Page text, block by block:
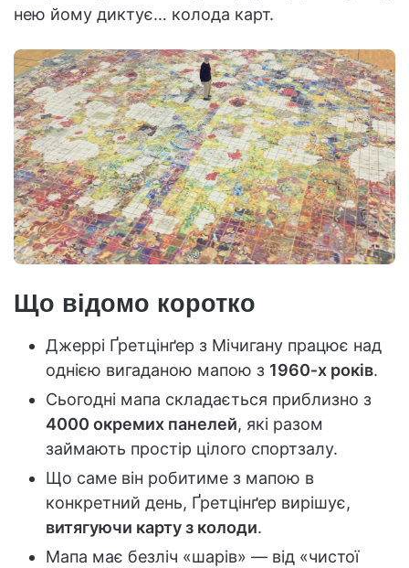
нею йому диктує… колода карт.
Що відомо коротко
Джеррі Ґретцінґер з Мічигану працює над
однією вигаданою мапою з 1960‑х років.
Сьогодні мапа складається приблизно з
4000 окремих панелей, які разом
займають простір цілого спортзалу.
Що саме він робитиме з мапою в
конкретний день, Ґретцінґер вирішує,
витягуючи карту з колоди.
Мапа має безліч «шарів» — від «чистої